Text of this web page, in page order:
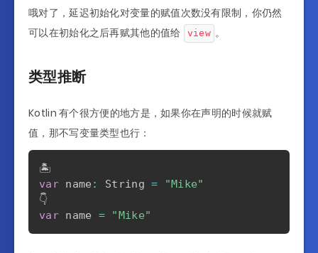
哦对了，延迟初始化对变量的赋值次数没有限制，你仍然
可以在初始化之后再赋其他的值给
view 。
类型推断
Kotlin 有个很方便的地方是，如果你在声明的时候就赋
值，那不写变量类型也行：
var name : String =
"Mike"
var name = "Mike"